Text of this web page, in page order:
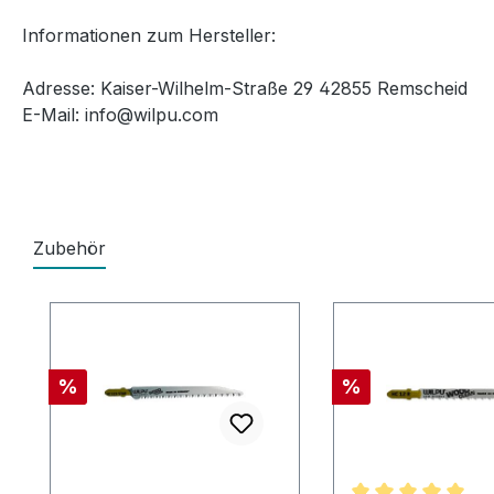
Informationen zum Hersteller:
Adresse: Kaiser-Wilhelm-Straße 29 42855 Remscheid
E-Mail: info@wilpu.com
Zubehör
Rabatt
% Rabatt
%